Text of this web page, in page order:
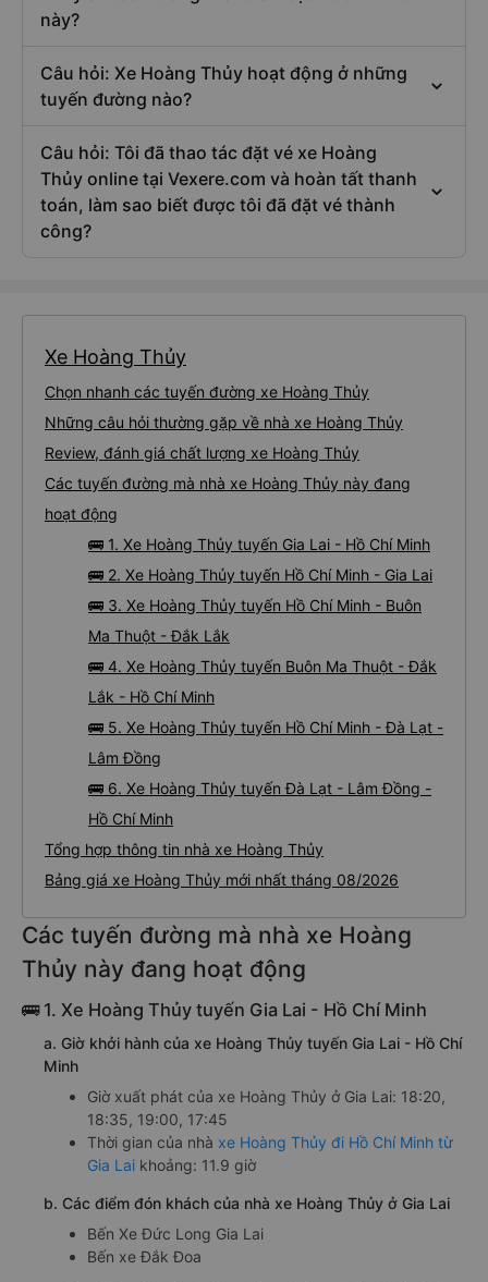
này?
Câu hỏi: Xe Hoàng Thủy hoạt động ở những
tuyến đường nào?
Câu hỏi: Tôi đã thao tác đặt vé xe Hoàng
Thủy online tại Vexere.com và hoàn tất thanh
toán, làm sao biết được tôi đã đặt vé thành
công?
Xe Hoàng Thủy
Chọn nhanh các tuyến đường xe Hoàng Thủy
Những câu hỏi thường gặp về nhà xe Hoàng Thủy
Review, đánh giá chất lượng xe Hoàng Thủy
Các tuyến đường mà nhà xe Hoàng Thủy này đang
hoạt động
🚌 1. Xe Hoàng Thủy tuyến Gia Lai - Hồ Chí Minh
🚌 2. Xe Hoàng Thủy tuyến Hồ Chí Minh - Gia Lai
🚌 3. Xe Hoàng Thủy tuyến Hồ Chí Minh - Buôn
Ma Thuột - Đắk Lắk
🚌 4. Xe Hoàng Thủy tuyến Buôn Ma Thuột - Đắk
Lắk - Hồ Chí Minh
🚌 5. Xe Hoàng Thủy tuyến Hồ Chí Minh - Đà Lạt -
Lâm Đồng
🚌 6. Xe Hoàng Thủy tuyến Đà Lạt - Lâm Đồng -
Hồ Chí Minh
Tổng hợp thông tin nhà xe Hoàng Thủy
Bảng giá xe Hoàng Thủy mới nhất tháng 08/2026
Các tuyến đường mà nhà xe Hoàng
Thủy này đang hoạt động
🚌 1. Xe Hoàng Thủy tuyến Gia Lai - Hồ Chí Minh
a. Giờ khởi hành của xe Hoàng Thủy tuyến Gia Lai - Hồ Chí
Minh
Giờ xuất phát của xe Hoàng Thủy ở Gia Lai: 18:20,
18:35, 19:00, 17:45
Thời gian của nhà xe Hoàng Thủy đi Hồ Chí Minh từ
Gia Lai khoảng: 11.9 giờ
b. Các điểm đón khách của nhà xe Hoàng Thủy ở Gia Lai
Bến Xe Đức Long Gia Lai
Bến xe Đắk Đoa